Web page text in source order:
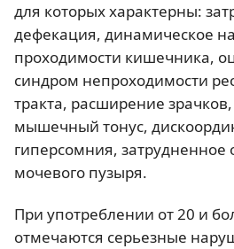
для которых характерны:
дефекация, динамическое
проходимости кишечника,
синдром непроходимости
тракта, расширение
мышечный тонус,
гиперсомния,
мочевого пузыря.
При употреблении от 20 и
отмечаются серьезные